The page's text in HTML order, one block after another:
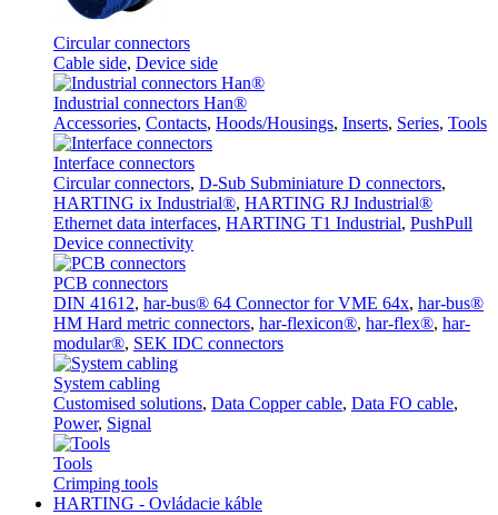
Circular connectors
Cable side, Device side
Industrial connectors Han®
Accessories, Contacts, Hoods/Housings, Inserts, Series, Tools
Interface connectors
Circular connectors, D-Sub Subminiature D connectors,
HARTING ix Industrial®, HARTING RJ Industrial®
Ethernet data interfaces, HARTING T1 Industrial, PushPull
Device connectivity
PCB connectors
DIN 41612, har-bus® 64 Connector for VME 64x, har-bus®
HM Hard metric connectors, har-flexicon®, har-flex®, har-
modular®, SEK IDC connectors
System cabling
Customised solutions, Data Copper cable, Data FO cable,
Power, Signal
Tools
Crimping tools
HARTING - Ovládacie káble